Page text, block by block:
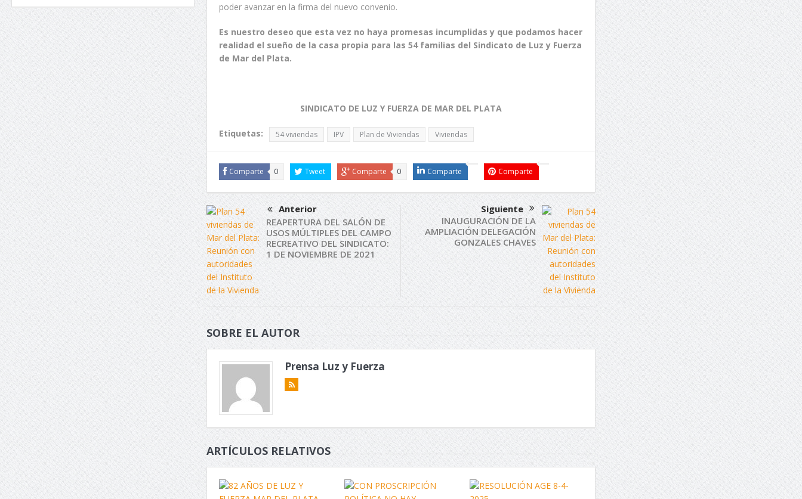
poder avanzar en la firma del nuevo convenio.
Es nuestro deseo que esta vez no haya promesas incumplidas y que podamos hacer
realidad el sueño de la casa propia para las 54 familias del Sindicato de Luz y Fuerza
de Mar del Plata.
SINDICATO DE LUZ Y FUERZA DE MAR DEL PLATA
Etiquetas: 54 viviendas IPV Plan de Viviendas Viviendas
Comparte 0 Tweet Comparte 0 Comparte Comparte
Anterior
REAPERTURA DEL SALÓN DE
USOS MÚLTIPLES DEL CAMPO
RECREATIVO DEL SINDICATO:
1 DE NOVIEMBRE DE 2021
Siguiente
INAUGURACIÓN DE LA
AMPLIACIÓN DELEGACIÓN
GONZALES CHAVES
SOBRE EL AUTOR
Prensa Luz y Fuerza
ARTÍCULOS RELATIVOS